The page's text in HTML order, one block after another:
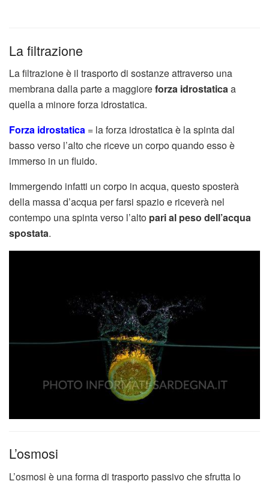
La filtrazione
La filtrazione è il trasporto di sostanze attraverso una
membrana dalla parte a maggioreforza idrostaticaa
quella a minore forza idrostatica.
Forza idrostatica = la forza idrostatica è la spinta dal
basso verso l’alto che riceve un corpo quando esso è
immerso in un fluido.
Immergendo infatti un corpo in acqua, questo sposterà
della massa d’acqua per farsi spazio e riceverà nel
contempo una spinta verso l’alto pari al peso dell’acqua
spostata.
L’osmosi
L’osmosi è una forma di trasporto passivo che sfrutta lo